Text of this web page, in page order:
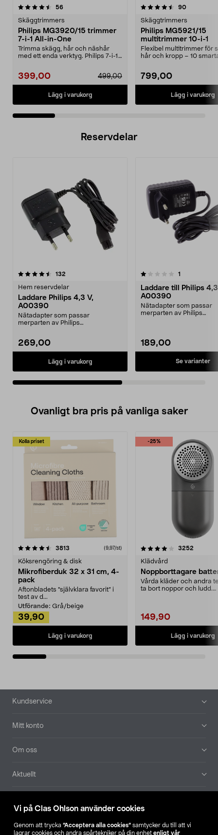
Vi på Clas Ohlson använder cookies
Genom att trycka ”Acceptera alla cookies” samtycker du till att vi
lagrar cookies och andra spårtekniker på din enhet enligt vår
56recensioner
Skäggtrimmers
Philips MG3920/15 trimmer
7-i-1 All-in-One
Trimma skägg, hår och näshår
med ett enda verktyg. Philips 7-i-1
399,00 499,00
Lägg i varukorg
4.5 av 5 stjärnor 90
Skäggtrimmers
Philips MG5921/15
multitrimmer 10-i-1
Flexibel multitrimmer för
hår och kropp – 10
799,00
Lägg i varukorg
4.0 av 5 stjärnor
Reservdelar
132
Hem reservdelar
Laddare Philips 4,3 V,
A00390
Nätadapter som passar
merparten av Philips
269,00
Lägg i varukorg
1.0av 5 stjärnor 1
Laddare till Philips
A00390
Nätadapter som passar
merparten av Philips
189,00
Se varianter
5.0av 5 stjärnor
Ovanligt bra pris på vanliga saker
Kolla priset
3813 (9,97/st)
Köksrengöring & disk
Mikrofiberduk 32 x 31 cm, 4-
pack
Aftonbladets "självklara favorit” i
test av d...
Utförande: Grå/beige
39,90
Lägg i varukorg
-25%
4.0av 5 stjärnor 3252
Klädvård
Noppborttagare
Vårda kläder och andra
ta bort noppor och ludd.
149,90
Lägg i varukorg
4.5av 5 stjärnor
Sidfot
Kundservice
Mitt konto
Om oss
Aktuellt
Hitta butik